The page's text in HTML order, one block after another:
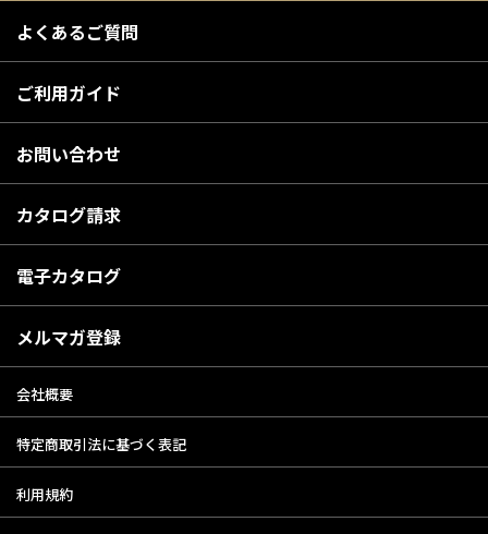
よくあるご質問
ご利用ガイド
お問い合わせ
カタログ請求
電子カタログ
メルマガ登録
会社概要
特定商取引法に基づく表記
利用規約